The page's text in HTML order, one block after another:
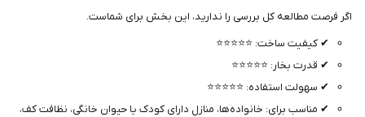
اگر فرصت مطالعه کل بررسی را ندارید، این بخش برای شماست.
✔ کیفیت ساخت: ⭐⭐⭐⭐⭐
✔ قدرت بخار: ⭐⭐⭐⭐⭐
✔ سهولت استفاده: ⭐⭐⭐⭐⭐
✔ مناسب برای: خانواده‌ها، منازل دارای کودک یا حیوان خانگی، نظافت کف،